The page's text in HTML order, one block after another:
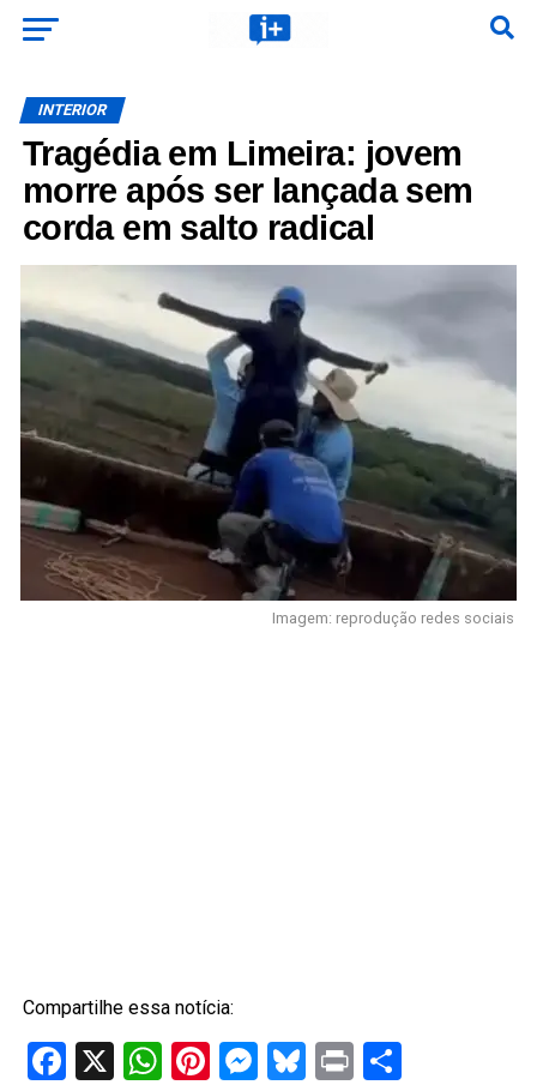
INTERIOR
Tragédia em Limeira: jovem
morre após ser lançada sem
corda em salto radical
Imagem: reprodução redes sociais
Compartilhe essa notícia:
Facebook
X WhatsApp
Pinterest
Messenger
Bluesky
PrintShare